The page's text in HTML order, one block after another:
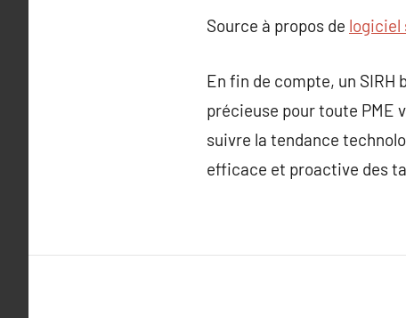
Source à propos de logiciel
En fin de compte, un
précieuse pour toute PME
suivre la tendance
efficace et proactive des